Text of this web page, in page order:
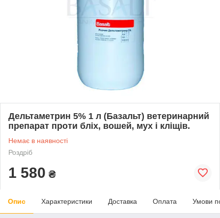
Дельтаметрин 5% 1 л (Базальт) ветеринарний
препарат проти бліх, вошей, мух і кліщів.
Немає в наявності
Роздріб
1 580 ₴
Опис Характеристики Доставка Оплата Умови